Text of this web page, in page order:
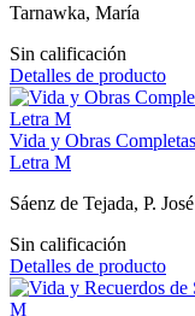
Tarnawka, María
Sin calificación
Detalles de producto
Vida y Obras
Letra M
Sáenz de Tejada, P.
Sin calificación
Detalles de producto